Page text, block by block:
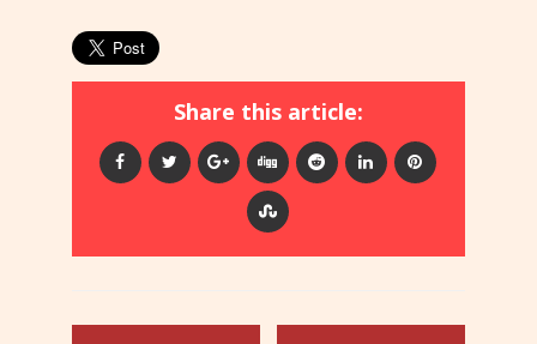
Share this article: